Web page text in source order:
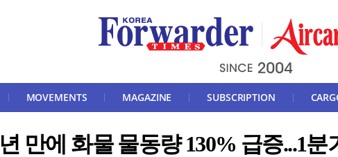
MOVEMENTS MAGAZINE SUBSCRIPTION
만에 화물 물동량 130% 급증...1분